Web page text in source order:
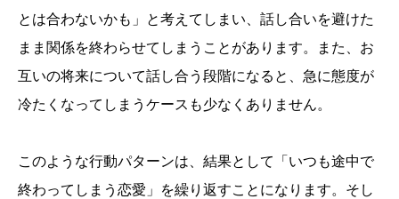
とは合わないかも」と考えてしまい、話し合いを避けた
まま関係を終わらせてしまうことがあります。また、お
互いの将来について話し合う段階になると、急に態度が
冷たくなってしまうケースも少なくありません。
このような行動パターンは、結果として「いつも途中で
終わってしまう恋愛」を繰り返すことになります。そし